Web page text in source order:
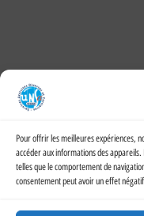
Pour offrir les meilleures expériences,
accéder aux informations des
telles que le comportement de
consentement peut avoir un effet